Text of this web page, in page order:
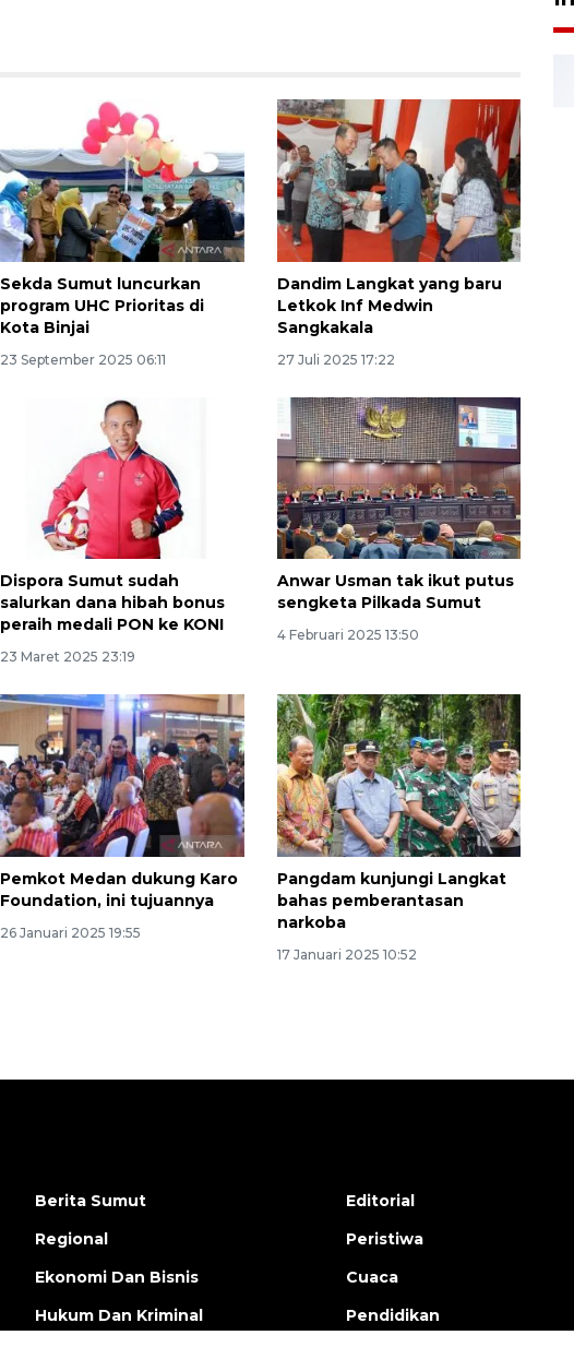
Sekda Sumut luncurkan
program UHC Prioritas di
Kota Binjai
23 September 2025 06:11
Dandim Langkat yang baru
Letkok Inf Medwin
Sangkakala
27 Juli 2025 17:22
Dispora Sumut sudah
salurkan dana hibah bonus
peraih medali PON ke KONI
23 Maret 2025 23:19
Anwar Usman tak ikut putus
sengketa Pilkada Sumut
4 Februari 2025 13:50
Pemkot Medan dukung Karo
Foundation, ini tujuannya
26 Januari 2025 19:55
Pangdam kunjungi Langkat
bahas pemberantasan
narkoba
17 Januari 2025 10:52
jaringan gas 2026
2026-08-07 18:00:00
Berita Sumut
Regional
Ekonomi Dan Bisnis
Hukum Dan Kriminal
Editorial
Peristiwa
Cuaca
Pendidikan